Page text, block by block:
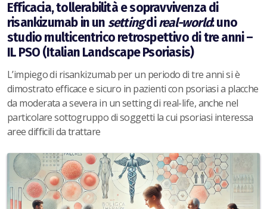
Efficacia, tollerabilità e sopravvivenza di
risankizumab in un settingdireal-world: uno
studio multicentrico retrospettivo di tre anni –
IL PSO (Italian Landscape Psoriasis)
L’impiego di risankizumab per un periodo di tre anni si è
dimostrato efficace e sicuro in pazienti con psoriasi a placche
da moderata a severa in un setting di real-life, anche nel
particolare sottogruppo di soggetti la cui psoriasi interessa
aree difficili da trattare